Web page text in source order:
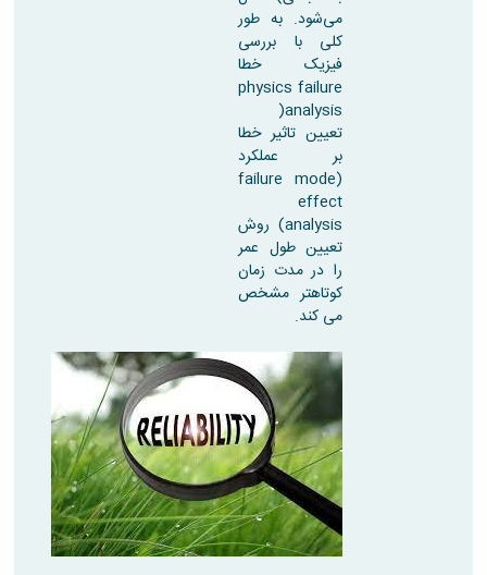
می‌شود. به طور
کلی با بررسی
فیزیک خطا
physics failure
analysis(
تعیین تاثیر خطا
بر عملکرد
(failure mode
effect
analysis) روش
تعیین طول عمر
را در مدت زمان
کوتاهتر مشخص
می کند.